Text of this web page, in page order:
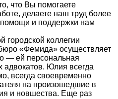
что Вы помогаете
делаете наш труд более
и поддержки нам
городской коллегии
«Фемида» осуществляет
— ей персональная
адвокатов. Юлия всегда
всегда своевременно
на произошедшие в
и новшества. Еще раз